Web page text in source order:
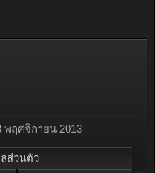
พฤศจิกายน 2013
ส่วนตัว